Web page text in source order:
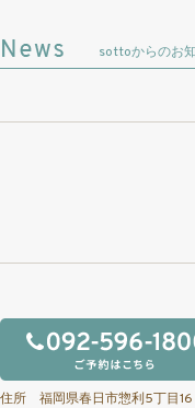
sottoからのお
住所 福岡県春日市惣利5丁目16